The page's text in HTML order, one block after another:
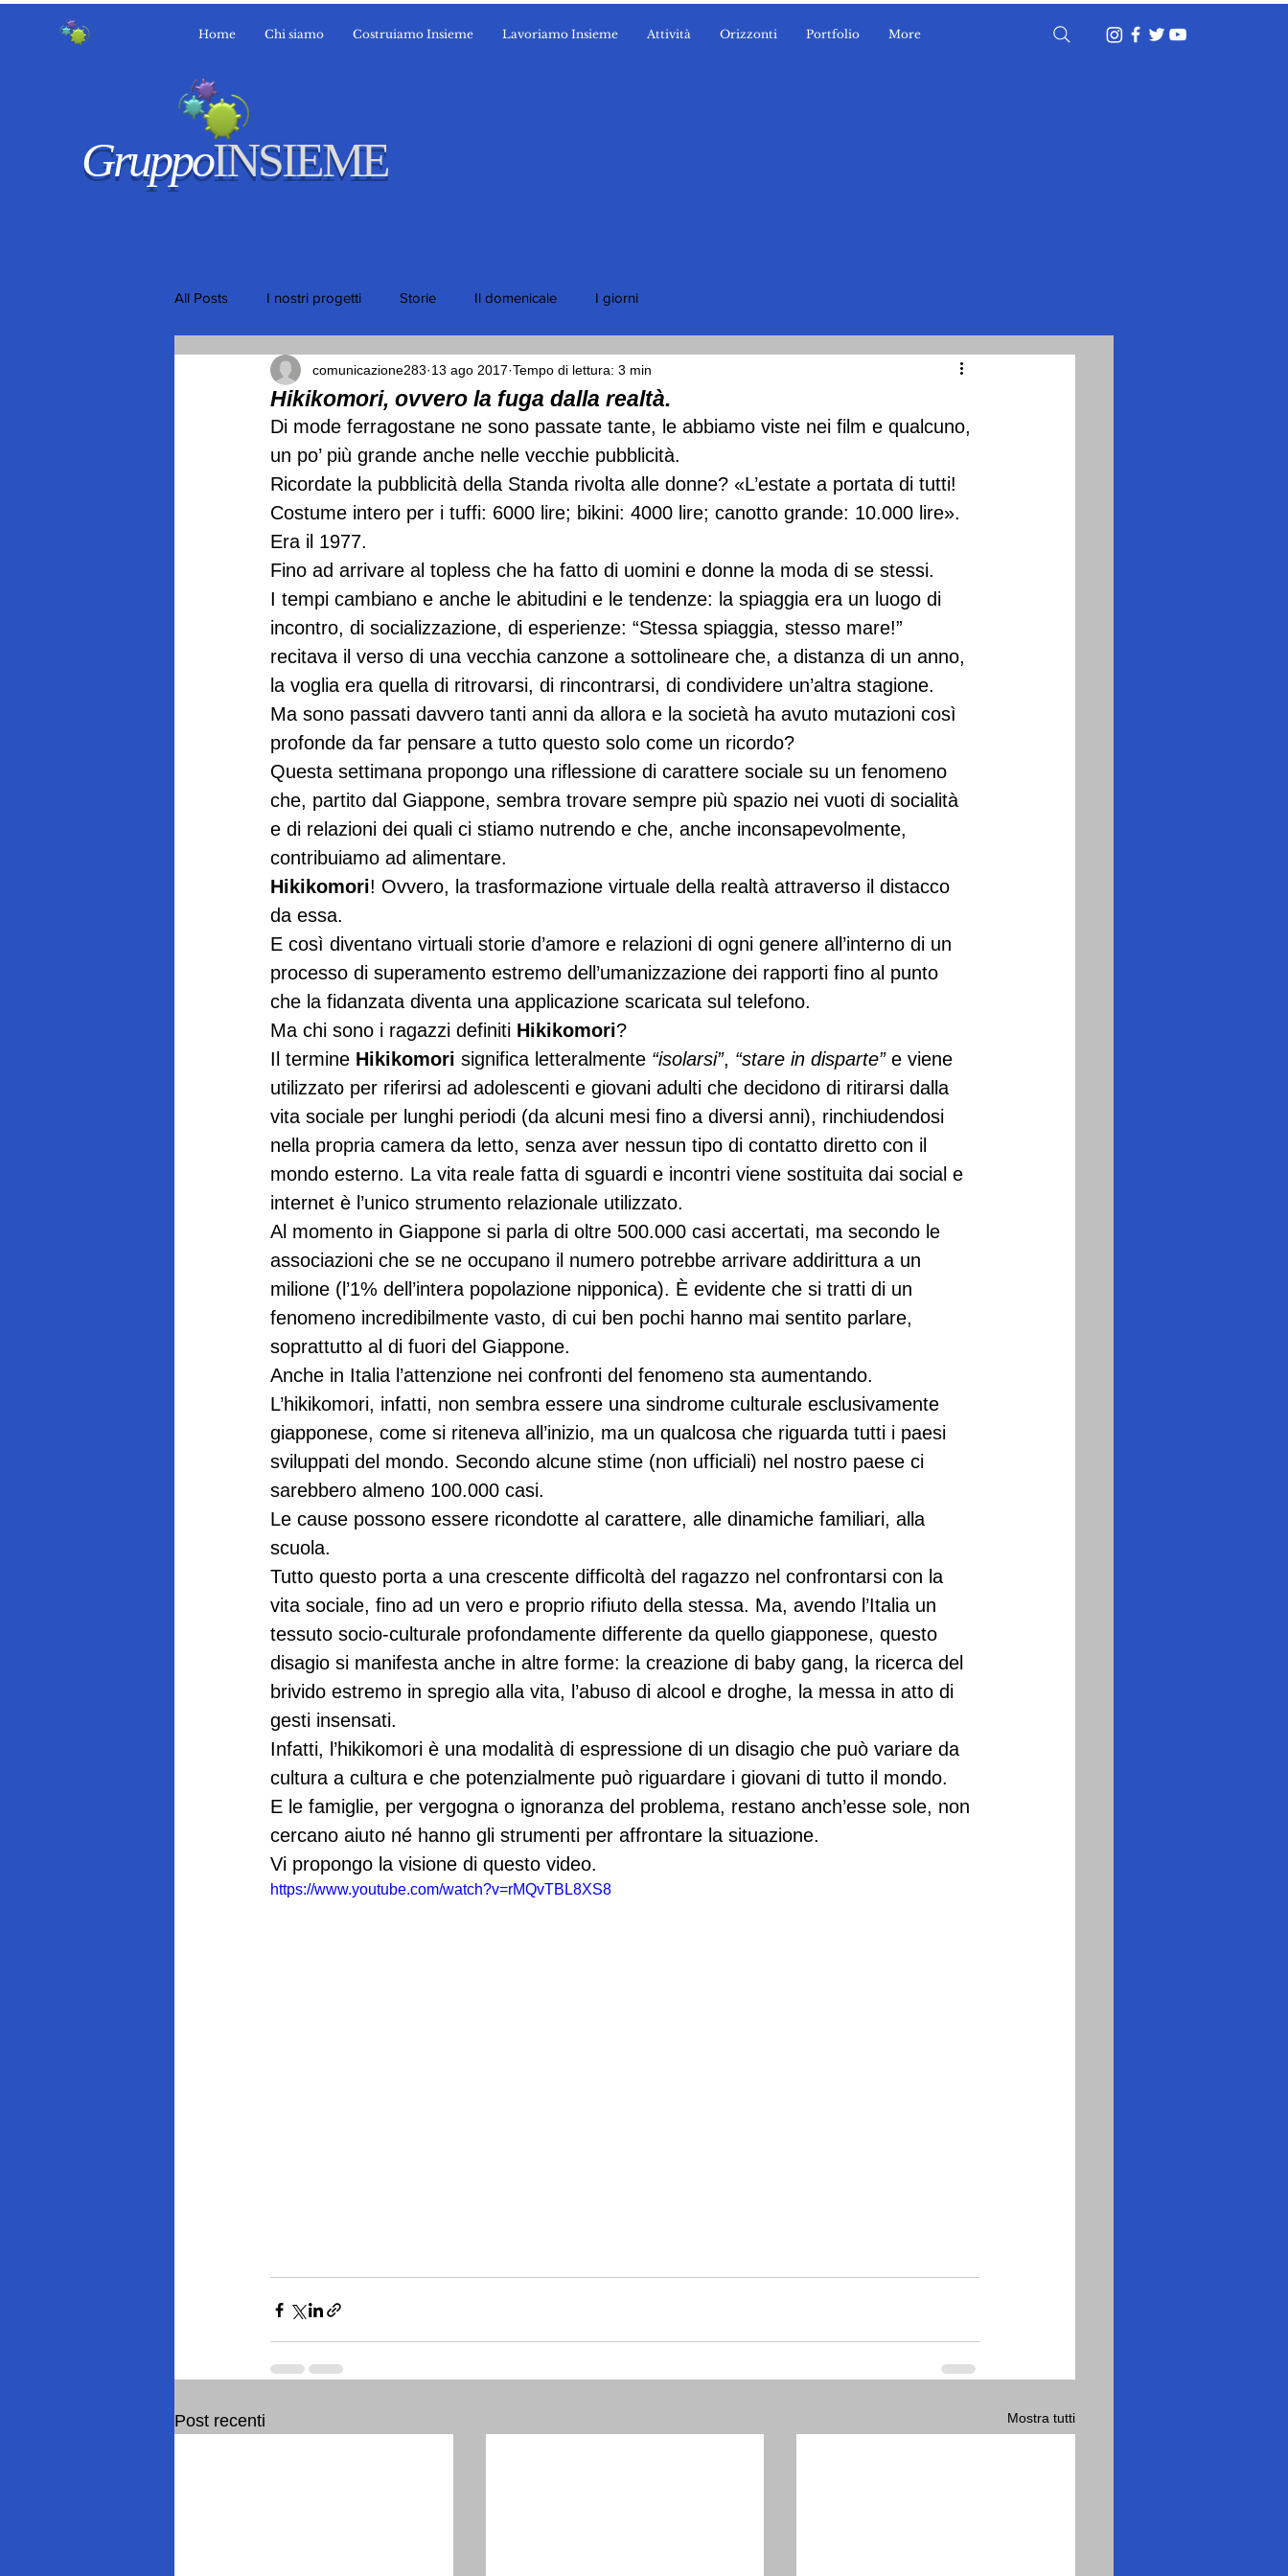
GruppoINSIEME
Home Chi siamo Costruiamo Insieme Lavoriamo Insieme Attività Orizzonti Portfolio More
All Posts I nostri progetti Storie Il domenicale I giorni
Hikikomori, ovvero la fuga dalla realtà.
comunicazione283 13 ago 2017 Tempo di lettura: 3 min
Di mode ferragostane ne sono passate tante, le abbiamo viste nei film e qualcuno,
un po’ più grande anche nelle vecchie pubblicità.
Ricordate la pubblicità della Standa rivolta alle donne? «L’estate a portata di tutti!
Costume intero per i tuffi: 6000 lire; bikini: 4000 lire; canotto grande: 10.000 lire».
Era il 1977.
Fino ad arrivare al topless che ha fatto di uomini e donne la moda di se stessi.
I tempi cambiano e anche le abitudini e le tendenze: la spiaggia era un luogo di
incontro, di socializzazione, di esperienze: “Stessa spiaggia, stesso mare!”
recitava il verso di una vecchia canzone a sottolineare che, a distanza di un anno,
la voglia era quella di ritrovarsi, di rincontrarsi, di condividere un’altra stagione.
Ma sono passati davvero tanti anni da allora e la società ha avuto mutazioni così
profonde da far pensare a tutto questo solo come un ricordo?
Questa settimana propongo una riflessione di carattere sociale su un fenomeno
che, partito dal Giappone, sembra trovare sempre più spazio nei vuoti di socialità
e di relazioni dei quali ci stiamo nutrendo e che, anche inconsapevolmente,
contribuiamo ad alimentare.
Hikikomori! Ovvero, la trasformazione virtuale della realtà attraverso il distacco
da essa.
E così diventano virtuali storie d’amore e relazioni di ogni genere all’interno di un
processo di superamento estremo dell’umanizzazione dei rapporti fino al punto
che la fidanzata diventa una applicazione scaricata sul telefono.
Ma chi sono i ragazzi definiti Hikikomori?
Il termine Hikikomori significa letteralmente “isolarsi”, “stare in disparte” e viene
utilizzato per riferirsi ad adolescenti e giovani adulti che decidono di ritirarsi dalla
vita sociale per lunghi periodi (da alcuni mesi fino a diversi anni), rinchiudendosi
nella propria camera da letto, senza aver nessun tipo di contatto diretto con il
mondo esterno. La vita reale fatta di sguardi e incontri viene sostituita dai social e
internet è l’unico strumento relazionale utilizzato.
Al momento in Giappone si parla di oltre 500.000 casi accertati, ma secondo le
associazioni che se ne occupano il numero potrebbe arrivare addirittura a un
milione (l’1% dell’intera popolazione nipponica). È evidente che si tratti di un
fenomeno incredibilmente vasto, di cui ben pochi hanno mai sentito parlare,
soprattutto al di fuori del Giappone.
Anche in Italia l’attenzione nei confronti del fenomeno sta aumentando.
L’hikikomori, infatti, non sembra essere una sindrome culturale esclusivamente
giapponese, come si riteneva all’inizio, ma un qualcosa che riguarda tutti i paesi
sviluppati del mondo. Secondo alcune stime (non ufficiali) nel nostro paese ci
sarebbero almeno 100.000 casi.
Le cause possono essere ricondotte al carattere, alle dinamiche familiari, alla
scuola.
Tutto questo porta a una crescente difficoltà del ragazzo nel confrontarsi con la
vita sociale, fino ad un vero e proprio rifiuto della stessa. Ma, avendo l’Italia un
tessuto socio-culturale profondamente differente da quello giapponese, questo
disagio si manifesta anche in altre forme: la creazione di baby gang, la ricerca del
brivido estremo in spregio alla vita, l’abuso di alcool e droghe, la messa in atto di
gesti insensati.
Infatti, l’hikikomori è una modalità di espressione di un disagio che può variare da
cultura a cultura e che potenzialmente può riguardare i giovani di tutto il mondo.
E le famiglie, per vergogna o ignoranza del problema, restano anch’esse sole, non
cercano aiuto né hanno gli strumenti per affrontare la situazione.
Vi propongo la visione di questo video.
https://www.youtube.com/watch?v=rMQvTBL8XS8
Post recenti Mostra tutti